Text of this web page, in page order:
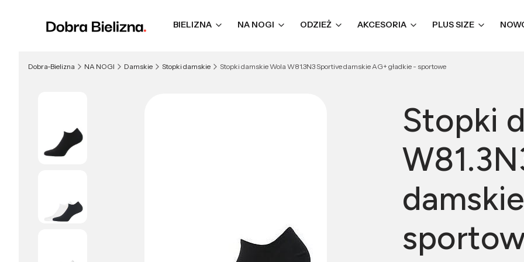
BIELIZNA NA NOGI ODZIEŻ AKCESORIA PLUS SIZE
Dobra-Bielizna NA NOGI Damskie Stopki damskie Stopki damskie Wola W81.3N3 Sportive damskie AG+ gładkie - sportowe
Stopki